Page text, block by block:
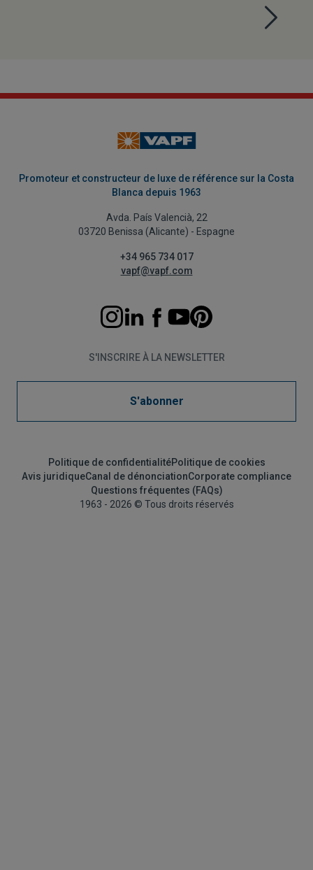
Promoteur et constructeur de luxe de référence sur la Costa
Blanca depuis 1963
Avda. País Valencià, 22
03720 Benissa (Alicante) - Espagne
+34 965 734 017
vapf@vapf.com
S'INSCRIRE À LA NEWSLETTER
S'abonner
Politique de confidentialitéPolitique de cookies
Avis juridiqueCanal de dénonciationCorporate compliance
Questions fréquentes (FAQs)
1963 - 2026 © Tous droits réservés